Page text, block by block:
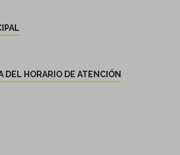
DEL HORARIO DE ATENCIÓN